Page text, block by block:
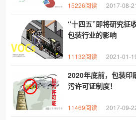
15226阅读 2017-08-21
“十四五”即将研究征
包装行业的影响
11132阅读 2021-01-
2020年底前，包装印
污许可证制度！
11469阅读 2017-09-